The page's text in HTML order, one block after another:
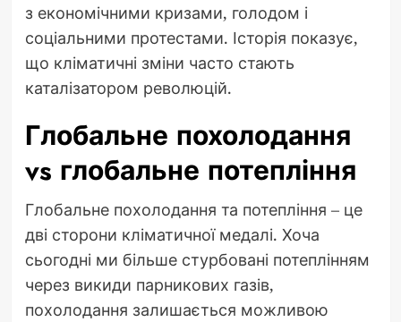
з економічними кризами, голодом і
соціальними протестами. Історія показує,
що кліматичні зміни часто стають
каталізатором революцій.
Глобальне похолодання
vs глобальне потепління
Глобальне похолодання та потепління – це
дві сторони кліматичної медалі. Хоча
сьогодні ми більше стурбовані потеплінням
через викиди парникових газів,
похолодання залишається можливою